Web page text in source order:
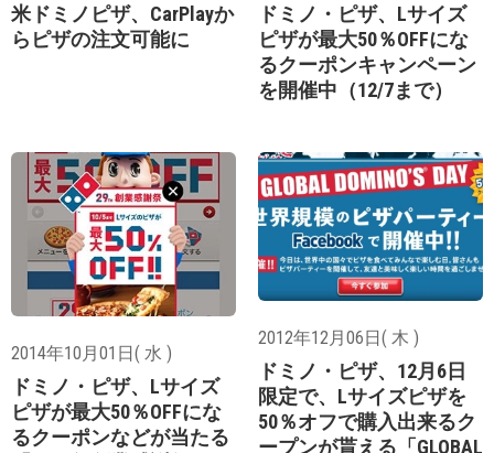
米ドミノピザ、CarPlayか
らピザの注文可能に
ドミノ・ピザ、Lサイズ
ピザが最大50％OFFにな
るクーポンキャンペーン
を開催中（12/7まで）
2014年10月01日( 水 )
ドミノ・ピザ、Lサイズ
ピザが最大50％OFFにな
るクーポンなどが当たる
2012年12月06日( 木 )
ドミノ・ピザ、12月6日
限定で、Lサイズピザを
50％オフで購入出来るク
ープンが貰える「GLOBAL